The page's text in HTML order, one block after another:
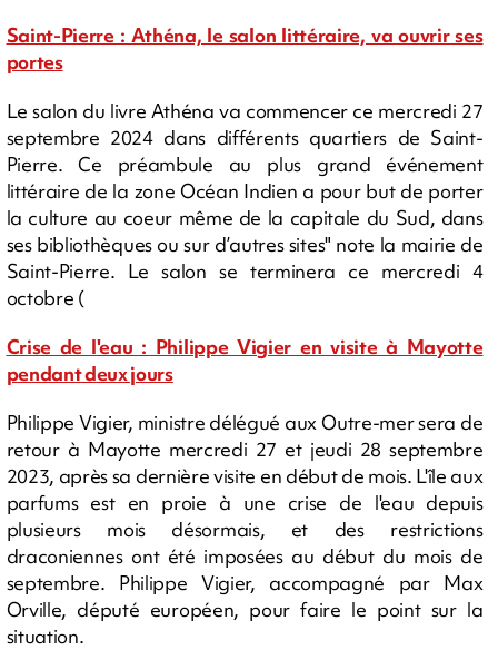
Saint-Pierre : Athéna, le salon littéraire, va ouvrir ses
portes
Le salon du livre Athéna va commencer ce mercredi 27
septembre 2024 dans différents quartiers de Saint-
Pierre. Ce préambule au plus grand événement
littéraire de la zone Océan Indien a pour but de porter
la culture au coeur même de la capitale du Sud, dans
ses bibliothèques ou sur d’autres sites" note la mairie de
Saint-Pierre. Le salon se terminera ce mercredi 4
octobre (
Crise de l'eau : Philippe Vigier en visite à Mayotte
pendant deux jours
Philippe Vigier, ministre délégué aux Outre-mer sera de
retour à Mayotte mercredi 27 et jeudi 28 septembre
2023, après sa dernière visite en début de mois. L'île aux
parfums est en proie à une crise de l'eau depuis
plusieurs mois désormais, et des restrictions
draconiennes ont été imposées au début du mois de
septembre. Philippe Vigier, accompagné par Max
Orville, député européen, pour faire le point sur la
situation.